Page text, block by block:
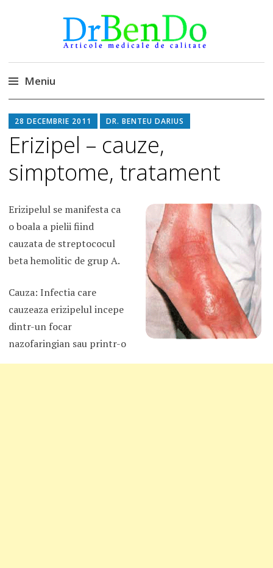
DrBendo.ro
Alimentatia sa iti fie medicatia
Meniu
la
conținut
28 DECEMBRIE 2011 DR. BENTEU DARIUS
Erizipel – cauze,
simptome, tratament
Erizipelul se manifesta ca
o boala a pielii fiind
cauzata de streptococul
beta hemolitic de grup A.
Cauza: Infectia care
cauzeaza erizipelul incepe
dintr-un focar
nazofaringian sau printr-o